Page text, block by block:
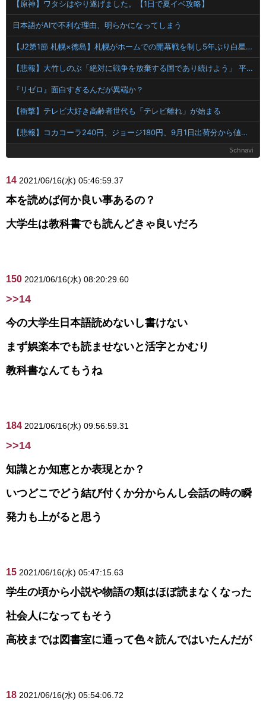
【原神】ワタシはやり遂げました。【1日で夏イベ攻略】
日本語がAIで不利な理由、明らかになってしまう
【J2第1節 札幌×徳島】札幌がホームでの開幕戦を制し5年ぶり白星発進！新加入のペイショットが1G1Aの活躍
【悲報】大竹しのぶ「絶対に戦争を放棄する国であり続けよう」 平和への思いをつづる 広島に原爆が投下されてから81年
『リゼロ』面白すぎるんだが異端か？
【衝撃】テレビ大好き高齢者世代も「テレビ離れ」が始まる
【悲報】コカコーラ240円、ジョージ180円、9月1日出荷分から値上げ
5chnavi
14 2021/06/16(水) 05:46:59.37
本を読めば何か良い事あるの？
大学生は教科書でも読んどきゃ良いだろ
150 2021/06/16(水) 08:20:29.60
>>14
今の大学生日本語読めないし書けない
まず娯楽本でも読ませないと活字とかむり
教科書なんてもうね
184 2021/06/16(水) 09:56:59.31
>>14
知識とか知恵とか表現とか？
いつどこでどう結び付くか分からんし会話の時の瞬
発力も上がると思う
15 2021/06/16(水) 05:47:15.63
学生の頃から小説や物語の類はほぼ読まなくなった
社会人になってもそう
高校までは図書室に通って色々読んではいたんだが
18 2021/06/16(水) 05:54:06.72